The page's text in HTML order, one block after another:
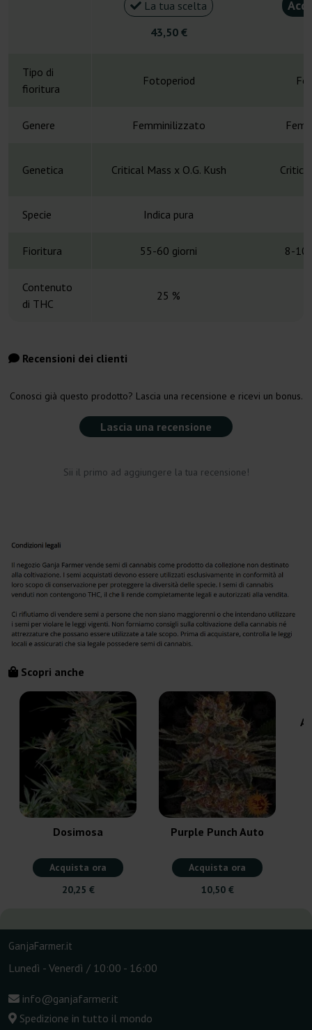
La tua scelta
43,50 €
Tipo di
fioritura
Fotoperiod
Genere Femminilizzato
Genetica Critical Mass x O.G. Kush
Specie Indica pura
Fioritura 55-60 giorni 8-10
Contenuto
di THC
25 %
Recensioni dei clienti
Conosci già questo prodotto? Lascia una recensione e ricevi un bonus.
Lascia una recensione
Sii il primo ad aggiungere la tua recensione!
Scopri anche
Dosimosa
Acquista ora
20,25 €
Purple Punch Auto
Acquista ora
10,50 €
GanjaFarmer.it
Lunedì - Venerdì / 10:00 - 16:00
info@ganjafarmer.it
Spedizione in tutto il mondo